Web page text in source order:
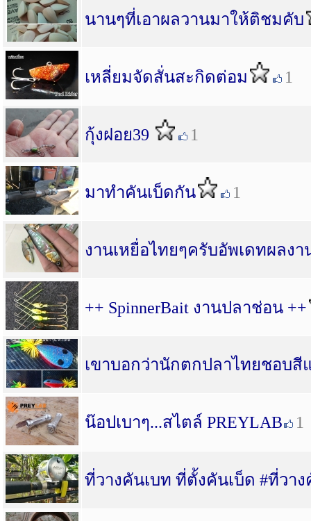
นานๆที่เอาผลวานมาให้ติชมคับ
เหลี่ยมจัดสั่นสะกิดต่อม 1
กุ้งฝอย39 1
มาทำคันเบ็ดกัน 1
งานเหยื่อไทยๆครับอัพเดทผลงา
++ SpinnerBait งานปลาช่อน ++
เขาบอกว่านักตกปลาไทยชอบสี
น๊อปเบาๆ...สไตล์ PREYLAB 1
ที่วางคันเบท ที่ตั้งคันเบ็ด #ที่วาง